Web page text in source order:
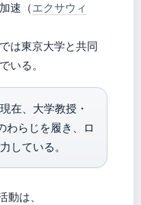
速（エクサウィ
は東京大学と共同
いる。
在、大学教授・
わらじを履き、ロ
している。
は、